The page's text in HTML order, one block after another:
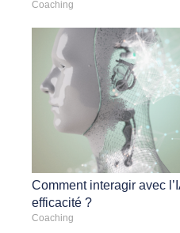
Coaching
Comment interagir avec
efficacité ?
Coaching